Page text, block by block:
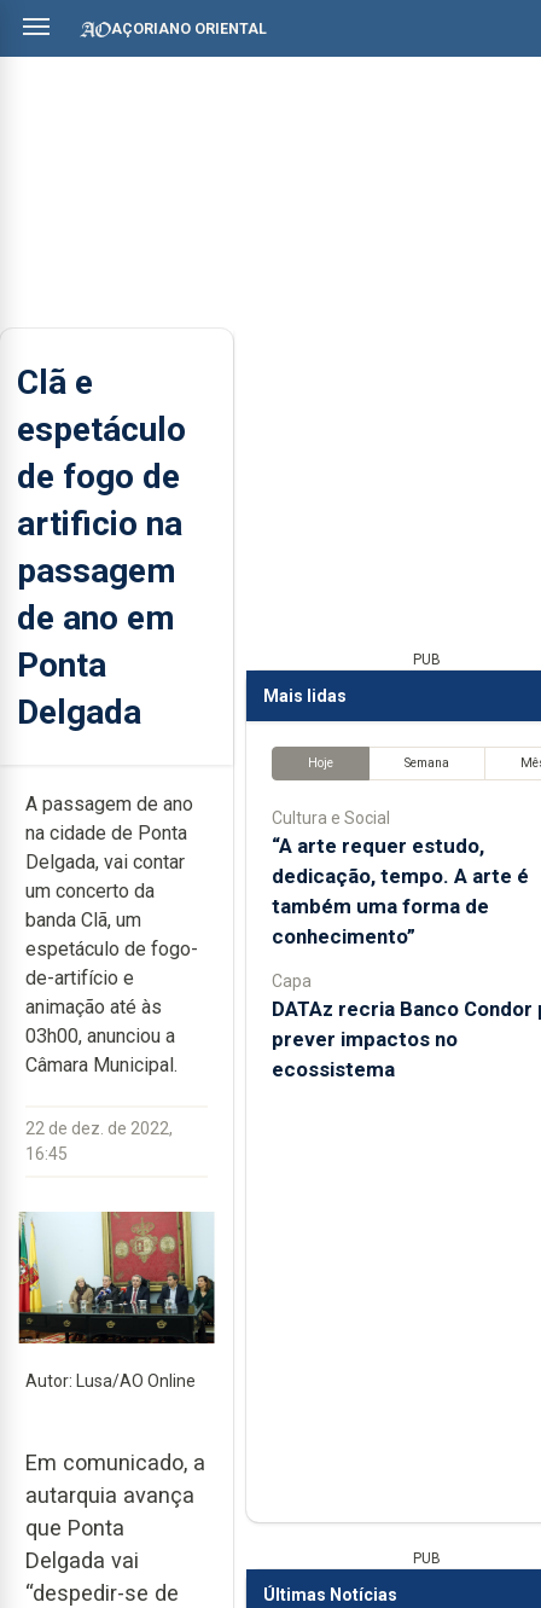
AÇORIANO ORIENTAL
Clã e
espetáculo
de fogo de
artificio na
passagem
de ano em
Ponta
Delgada
A passagem de ano
na cidade de Ponta
Delgada, vai contar
um concerto da
banda Clã, um
espetáculo de fogo-
de-artifício e
animação até às
03h00, anunciou a
Câmara Municipal.
22 de dez. de 2022,
16:45
Autor: Lusa/AO Online
Em comunicado, a
autarquia avança
que Ponta
Delgada vai
“despedir-se de
PUB
Mais lidas
Hoje Semana
Cultura e Social
“A arte requer estudo,
dedicação, tempo. A arte é
também uma forma de
conhecimento”
Capa
DATAz recria Banco Condor
prever impactos no
ecossistema
PUB
Últimas Notícias